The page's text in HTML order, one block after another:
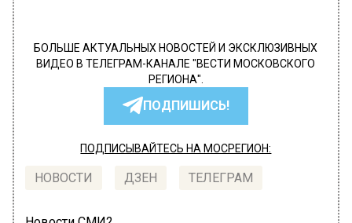
БОЛЬШЕ АКТУАЛЬНЫХ НОВОСТЕЙ И ЭКСКЛЮЗИВНЫХ
ВИДЕО В ТЕЛЕГРАМ-КАНАЛЕ "ВЕСТИ МОСКОВСКОГО
РЕГИОНА".
ПОДПИШИСЬ!
ПОДПИСЫВАЙТЕСЬ НА МОСРЕГИОН:
НОВОСТИ ДЗЕН ТЕЛЕГРАМ